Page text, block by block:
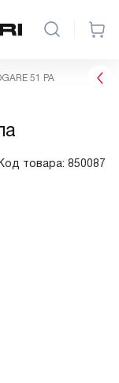
51 PA
Код товара: 850087